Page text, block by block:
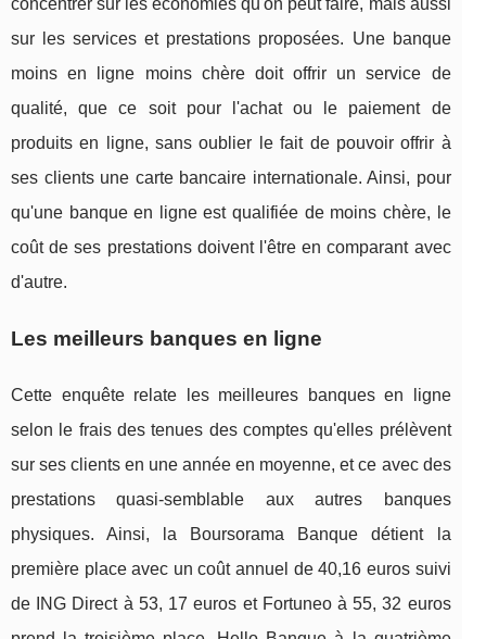
concentrer sur les économies qu'on peut faire, mais aussi
sur les services et prestations proposées. Une banque
moins en ligne moins chère doit offrir un service de
qualité, que ce soit pour l'achat ou le paiement de
produits en ligne, sans oublier le fait de pouvoir offrir à
ses clients une carte bancaire internationale. Ainsi, pour
qu'une banque en ligne est qualifiée de moins chère, le
coût de ses prestations doivent l'être en comparant avec
d'autre.
Les meilleurs banques en ligne
Cette enquête relate les meilleures banques en ligne
selon le frais des tenues des comptes qu'elles prélèvent
sur ses clients en une année en moyenne, et ce avec des
prestations quasi-semblable aux autres banques
physiques. Ainsi, la Boursorama Banque détient la
première place avec un coût annuel de 40,16 euros suivi
de ING Direct à 53, 17 euros et Fortuneo à 55, 32 euros